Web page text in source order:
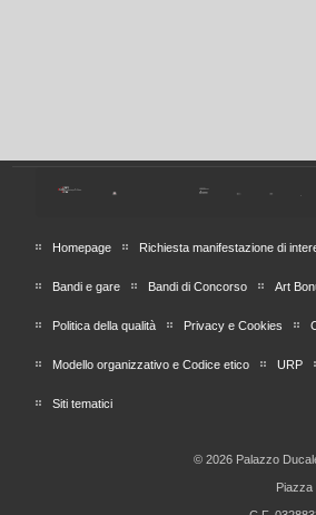
Homepage Richiesta manifestazione di
Bandi e gare Bandi di Concorso Art
Politica della qualità Privacy e Cookies
Modello organizzativo e Codice etico URP
Siti tematici
© 2026 Palazzo
Piazza